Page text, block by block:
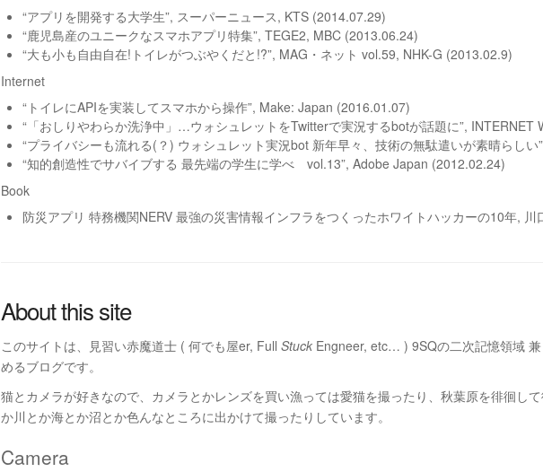
“アプリを開発する大学生”, スーパーニュース, KTS (2014.07.29)
“鹿児島産のユニークなスマホアプリ特集”, TEGE2, MBC (2013.06.24)
“大も小も自由自在!トイレがつぶやくだと!?”, MAG・ネット vol.59, NHK-G (2013.02.9)
Internet
“トイレにAPIを実装してスマホから操作”, Make: Japan (2016.01.07)
“「おしりやわらか洗浄中」…ウォシュレットをTwitterで実況するbotが話題に”, INTERNET
“プライバシーも流れる(？) ウォシュレット実況bot 新年早々、技術の無駄遣いが素晴らし
“知的創造性でサバイブする 最先端の学生に学べ vol.13”, Adobe Japan (2012.02.24)
Book
防災アプリ 特務機関NERV 最強の災害情報インフラをつくったホワイトハッカーの10年, 川
About this site
このサイトは、見習い赤魔道士 ( 何でも屋er, Full Stuck Engneer, etc… ) 9SQの二次記憶領域
めるブログです。
猫とカメラが好きなので、カメラとかレンズを買い漁っては愛猫を撮ったり、秋葉原を徘徊し
か川とか海とか沼とか色んなところに出かけて撮ったりしています。
Camera